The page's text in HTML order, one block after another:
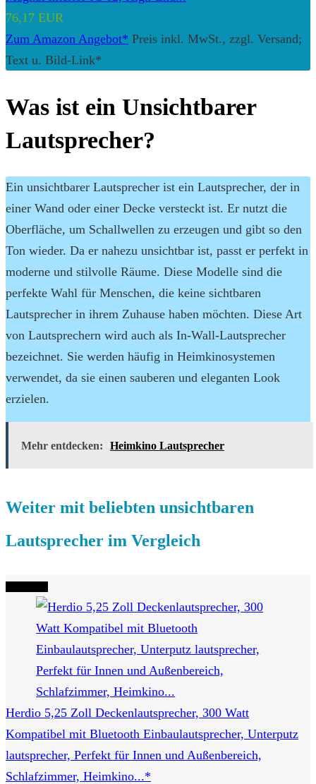
76,17 EUR
Zum Amazon Angebot* Preis inkl. MwSt., zzgl. Versand;
Text u. Bild-Link*
Was ist ein Unsichtbarer
Lautsprecher?
Ein unsichtbarer Lautsprecher ist ein Lautsprecher, der in
einer Wand oder einer Decke versteckt ist. Er nutzt die
Oberfläche, um Schallwellen zu erzeugen und gibt so den
Ton wieder. Da er nahezu unsichtbar ist, passt er perfekt in
moderne und stilvolle Räume. Diese Modelle sind die
perfekte Wahl für Menschen, die keine sichtbaren
Lautsprecher in ihrem Zuhause haben möchten. Diese Art
von Lautsprechern wird auch als In-Wall-Lautsprecher
bezeichnet. Sie werden häufig in Heimkinosystemen
verwendet, da sie einen sauberen und eleganten Look
erzielen.
Mehr entdecken: Heimkino Lautsprecher
Weiter mit beliebten unsichtbaren
Lautsprecher im Vergleich
Herdio 5,25 Zoll Deckenlautsprecher, 300 Watt
Kompatibel mit Bluetooth Einbaulautsprecher, Unterputz
lautsprecher, Perfekt für Innen und Außenbereich,
Schlafzimmer, Heimkino...*